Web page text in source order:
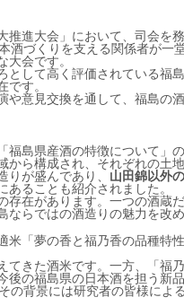
進大会」において、司会を
づくりを支える関係者が一
大会です。
して高く評価されている福
す。
意見交換を通して、福島の
島県産酒の特徴について」の
ら構成され、それぞれの土
が盛んであり、 山田錦以外
あることも紹介されました。
存在があります。一つの酒蔵
らではの酒造りの魅力を改め
「夢の香と福乃香の品種特
てきた酒米です。一方、「福
の福島県の日本酒を担う新
背景には研究者の皆様によ